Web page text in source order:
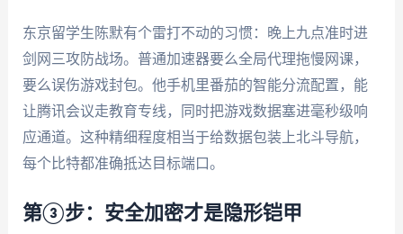
东京留学生陈默有个雷打不动的习惯：晚上九点准时进
剑网三攻防战场。普通加速器要么全局代理拖慢网课，
要么误伤游戏封包。他手机里番茄的智能分流配置，能
让腾讯会议走教育专线，同时把游戏数据塞进毫秒级响
应通道。这种精细程度相当于给数据包装上北斗导航，
每个比特都准确抵达目标端口。
第③步：安全加密才是隐形铠甲